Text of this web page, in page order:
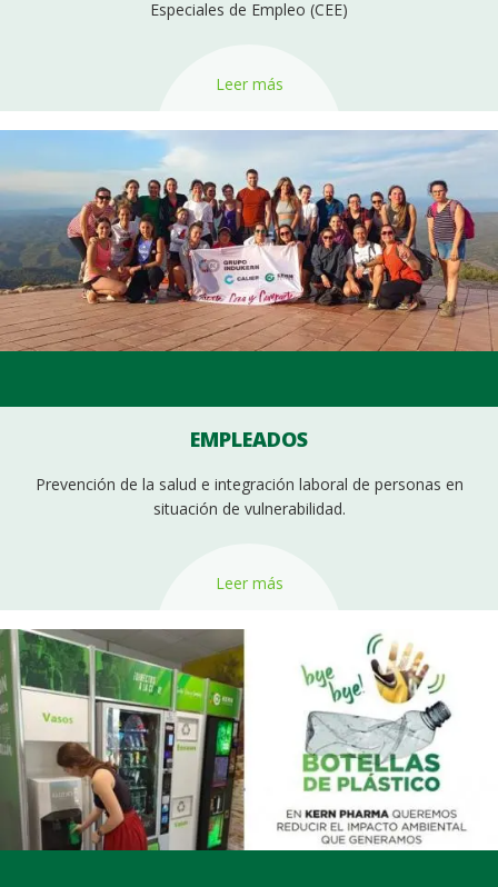
Especiales de Empleo (CEE)
Leer más
EMPLEADOS
Prevención de la salud e integración laboral de personas en
situación de vulnerabilidad.
Leer más